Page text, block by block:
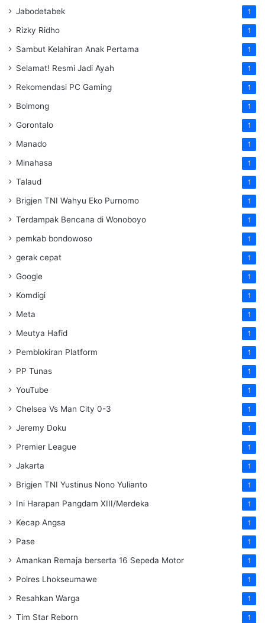
Jabodetabek 1
Rizky Ridho 1
Sambut Kelahiran Anak Pertama 1
Selamat! Resmi Jadi Ayah 1
Rekomendasi PC Gaming 1
Bolmong 1
Gorontalo 1
Manado 1
Minahasa 1
Talaud 1
Brigjen TNI Wahyu Eko Purnomo 1
Terdampak Bencana di Wonoboyo 1
pemkab bondowoso 1
gerak cepat 1
Google 1
Komdigi 1
Meta 1
Meutya Hafid 1
Pemblokiran Platform 1
PP Tunas 1
YouTube 1
Chelsea Vs Man City 0-3 1
Jeremy Doku 1
Premier League 1
Jakarta 1
Brigjen TNI Yustinus Nono Yulianto 1
Ini Harapan Pangdam XIII/Merdeka 1
Kecap Angsa 1
Pase 1
Amankan Remaja berserta 16 Sepeda Motor 1
Polres Lhokseumawe 1
Resahkan Warga 1
Tim Star Reborn 1